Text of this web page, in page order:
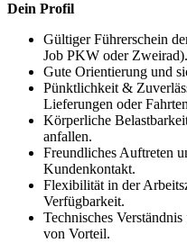
Dein Profil
Gültiger Führerschein
Job PKW oder Zweirad).
Gute Orientierung und
Pünktlichkeit &
Lieferungen oder
Körperliche
anfallen.
Freundliches Auftreten
Kundenkontakt.
Flexibilität in der
Verfügbarkeit.
Technisches
von Vorteil.